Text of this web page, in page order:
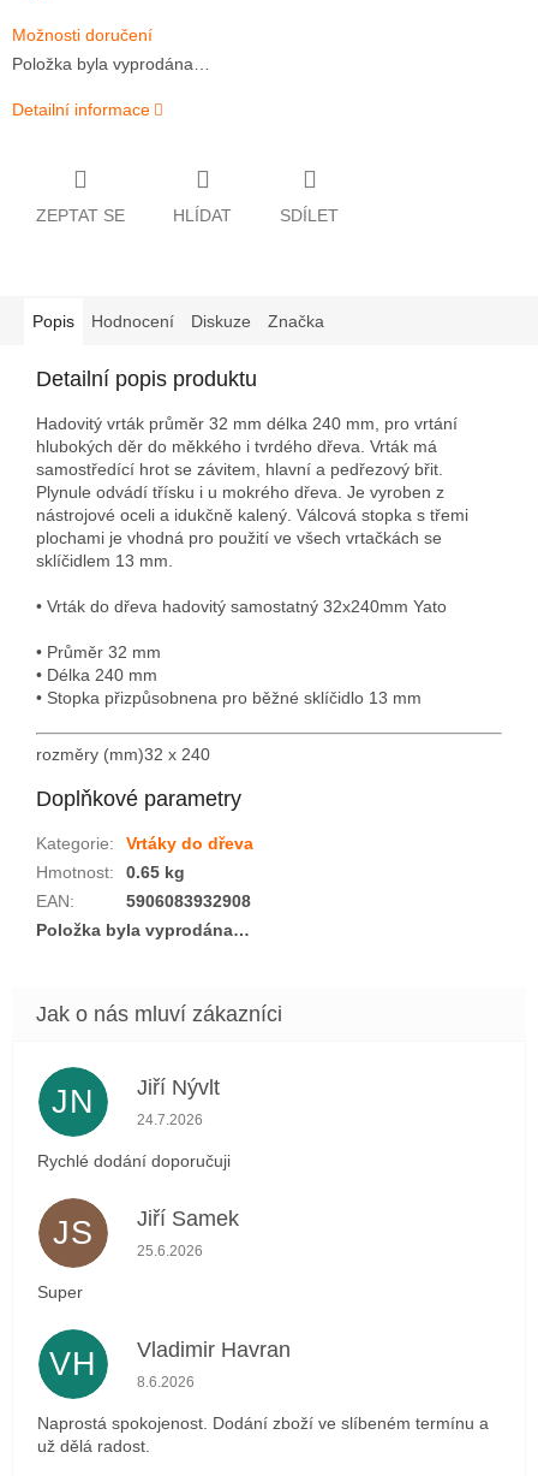
Možnosti doručení
Položka byla vyprodána…
Detailní informace
ZEPTAT SE HLÍDAT SDÍLET
Popis Hodnocení Diskuze Značka
Detailní popis produktu
Hadovitý vrták průměr 32 mm délka 240 mm, pro vrtání
hlubokých děr do měkkého i tvrdého dřeva. Vrták má
samostředící hrot se závitem, hlavní a pedřezový břit.
Plynule odvádí třísku i u mokrého dřeva. Je vyroben z
nástrojové oceli a idukčně kalený. Válcová stopka s třemi
plochami je vhodná pro použití ve všech vrtačkách se
sklíčidlem 13 mm.
• Vrták do dřeva hadovitý samostatný 32x240mm Yato
• Průměr 32 mm
• Délka 240 mm
• Stopka přizpůsobnena pro běžné sklíčidlo 13 mm
rozměry (mm)32 x 240
Doplňkové parametry
Kategorie:
Vrtáky do dřeva
Hmotnost:
0.65 kg
EAN:
5906083932908
Položka byla vyprodána…
JN Jiří Nývlt
Hodnocení obchodu je 5 z 5 hvězdiček.
24.7.2026
Rychlé dodání doporučuji
JS Jiří Samek
Hodnocení obchodu je 5 z 5 hvězdiček.
25.6.2026
Super
VH Vladimir Havran
Hodnocení obchodu je 5 z 5 hvězdiček.
8.6.2026
Naprostá spokojenost. Dodání zboží ve slíbeném termínu a
už dělá radost.